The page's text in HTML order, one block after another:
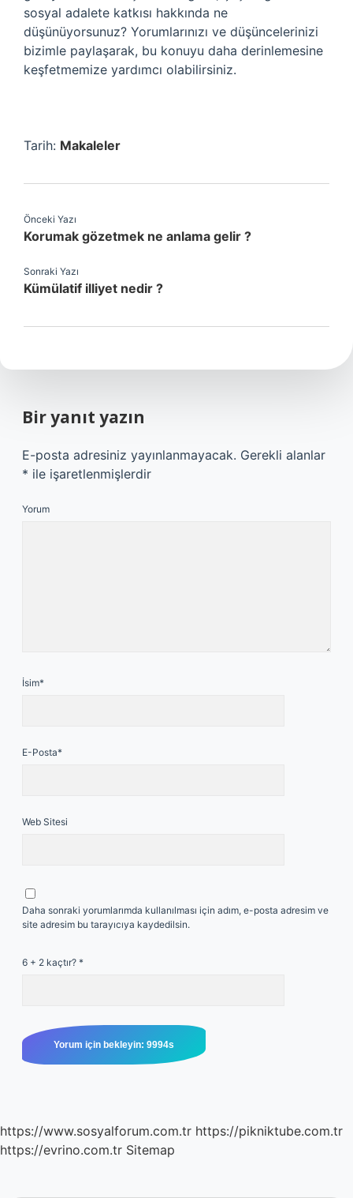
sosyal adalete katkısı hakkında ne
düşünüyorsunuz? Yorumlarınızı ve düşüncelerinizi
bizimle paylaşarak, bu konuyu daha derinlemesine
keşfetmemize yardımcı olabilirsiniz.
Tarih: Makaleler
Önceki Yazı
Korumak gözetmek ne anlama gelir ?
Sonraki Yazı
Kümülatif illiyet nedir ?
Bir yanıt yazın
E-posta adresiniz yayınlanmayacak. Gerekli alanlar
* ile işaretlenmişlerdir
Yorum
İsim*
E-Posta*
Web Sitesi
Daha sonraki yorumlarımda kullanılması için adım, e-posta adresim ve
site adresim bu tarayıcıya kaydedilsin.
6 + 2 kaçtır? *
https://www.sosyalforum.com.tr https://pikniktube.com.tr
https://evrino.com.tr Sitemap